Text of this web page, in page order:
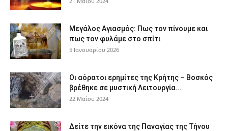
Μεγάλος Αγιασμός: Πως τον πίνουμε και
πως τον φυλάμε στο σπίτι
5 Ιανουαρίου 2026
Οι αόρατοι ερημίτες της Κρήτης – Βοσκός
βρέθηκε σε μυστική Λειτουργία...
22 Μαΐου 2024
Δείτε την εικόνα της Παναγίας της Τήνου